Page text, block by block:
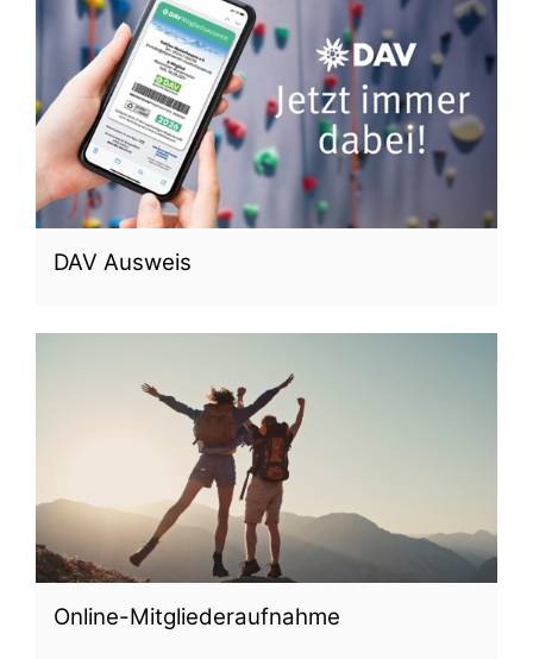
DAV Ausweis
Online-Mitgliederaufnahme